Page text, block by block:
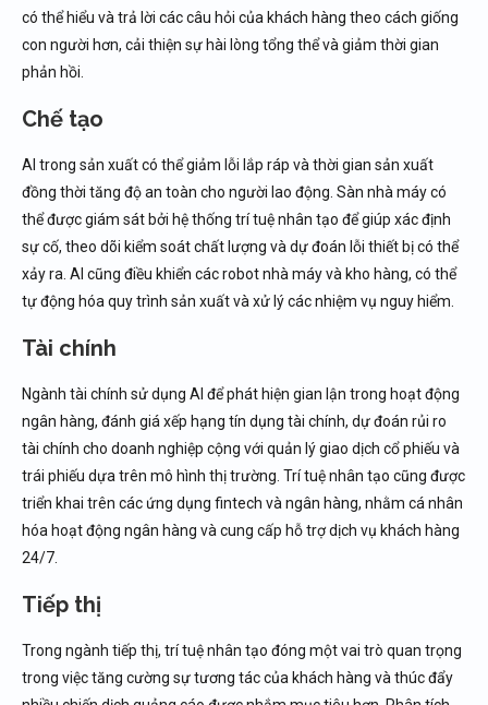
có thể hiểu và trả lời các câu hỏi của khách hàng theo cách giống
con người hơn, cải thiện sự hài lòng tổng thể và giảm thời gian
phản hồi.
Chế tạo
AI trong sản xuất có thể giảm lỗi lắp ráp và thời gian sản xuất
đồng thời tăng độ an toàn cho người lao động. Sàn nhà máy có
thể được giám sát bởi hệ thống trí tuệ nhân tạo để giúp xác định
sự cố, theo dõi kiểm soát chất lượng và dự đoán lỗi thiết bị có thể
xảy ra. AI cũng điều khiển các robot nhà máy và kho hàng, có thể
tự động hóa quy trình sản xuất và xử lý các nhiệm vụ nguy hiểm.
Tài chính
Ngành tài chính sử dụng AI để phát hiện gian lận trong hoạt động
ngân hàng, đánh giá xếp hạng tín dụng tài chính, dự đoán rủi ro
tài chính cho doanh nghiệp cộng với quản lý giao dịch cổ phiếu và
trái phiếu dựa trên mô hình thị trường. Trí tuệ nhân tạo cũng được
triển khai trên các ứng dụng fintech và ngân hàng, nhằm cá nhân
hóa hoạt động ngân hàng và cung cấp hỗ trợ dịch vụ khách hàng
24/7.
Tiếp thị
Trong ngành tiếp thị, trí tuệ nhân tạo đóng một vai trò quan trọng
trong việc tăng cường sự tương tác của khách hàng và thúc đẩy